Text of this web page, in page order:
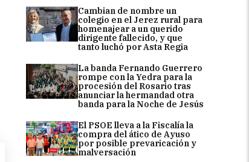
Cambian de nombre un
colegio en el Jerez rural para
homenajear a un querido
dirigente fallecido, y que
tanto luchó por Asta Regia
La banda Fernando Guerrero
rompe con la Yedra para la
procesión del Rosario tras
anunciar la hermandad otra
banda para la Noche de Jesús
El PSOE lleva a la Fiscalía la
compra del ático de Ayuso
por posible prevaricación y
malversación